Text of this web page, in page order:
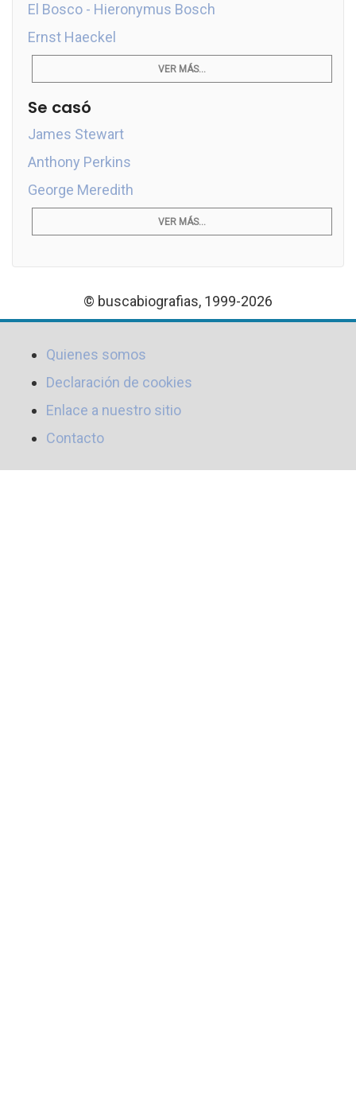
El Bosco - Hieronymus Bosch
Ernst Haeckel
VER MÁS...
Se casó
James Stewart
Anthony Perkins
George Meredith
VER MÁS...
© buscabiografias, 1999-2026
Quienes somos
Declaración de cookies
Enlace a nuestro sitio
Contacto